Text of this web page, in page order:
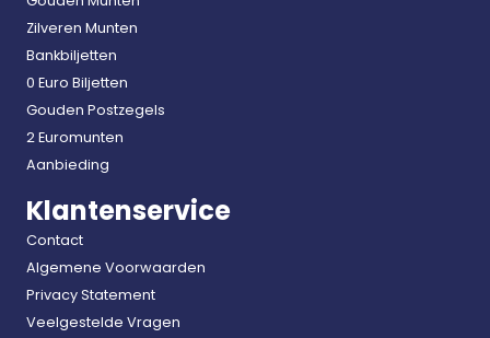
Zilveren Munten
Bankbiljetten
0 Euro Biljetten
Gouden Postzegels
2 Euromunten
Aanbieding
Klantenservice
Contact
Algemene Voorwaarden
Privacy Statement
Veelgestelde Vragen